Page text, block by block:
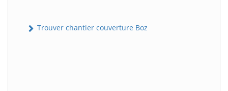
Trouver chantier couverture Boz